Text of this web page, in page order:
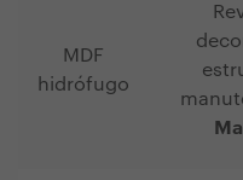
MDF
hidrófugo